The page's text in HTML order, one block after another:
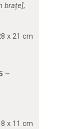
brațe],
x 21 cm
–
x 11 cm